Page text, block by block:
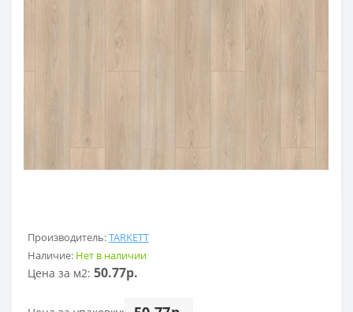
Производитель:TARKETT
Наличие: Нет в наличии
Цена за м2: 50.77р.